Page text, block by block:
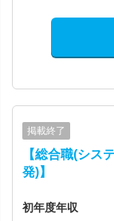
掲載終了
【総合職(シス
発)】
初年度年収